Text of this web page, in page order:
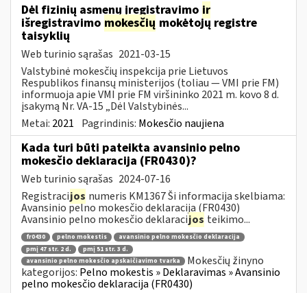
Dėl fizinių asmenų įregistravimo ir
išregistravimo mokesčių mokėtojų registre
taisyklių
Web turinio sąrašas 2021-03-15
Valstybinė mokesčių inspekcija prie Lietuvos
Respublikos finansų ministerijos (toliau ― VMI prie FM)
informuoja apie VMI prie FM viršininko 2021 m. kovo 8 d.
įsakymą Nr. VA-15 „Dėl Valstybinės...
Metai: 2021 Pagrindinis: Mokesčio naujiena
Kada turi būti pateikta avansinio pelno
mokesčio deklaracija (FR0430)?
Web turinio sąrašas 2024-07-16
Registracijos numeris KM1367 Ši informacija skelbiama:
Avansinio pelno mokesčio deklaracija (FR0430)
Avansinio pelno mokesčio deklaracijos teikimo...
fr0430 pelno mokestis
avansinio pelno mokesčio deklaracija
pmį 47 str. 2 d.
pmį 51 str. 3 d.
avansinio pelno mokesčio apskaičiavimo tvarka
Mokesčių žinyno
kategorijos: Pelno mokestis » Deklaravimas » Avansinio
pelno mokesčio deklaracija (FR0430)